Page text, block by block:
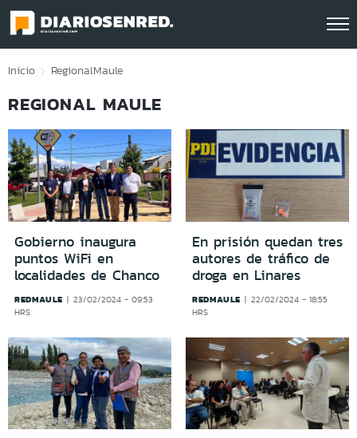
Click acá para ir directamente al contenido
Inicio RegionalMaule
REGIONAL MAULE
Gobierno inaugura
puntos WiFi en
localidades de Chanco
REDMAULE
23/02/2024 - 09:53
HRS
En prisión quedan tres
autores de tráfico de
droga en Linares
REDMAULE
22/02/2024 - 18:55
HRS